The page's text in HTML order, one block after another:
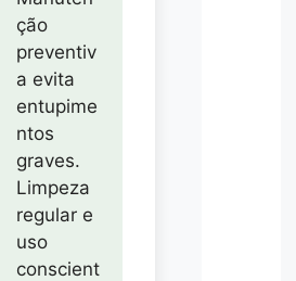
ção
preventiv
a evita
entupime
ntos
graves.
Limpeza
regular e
uso
conscient